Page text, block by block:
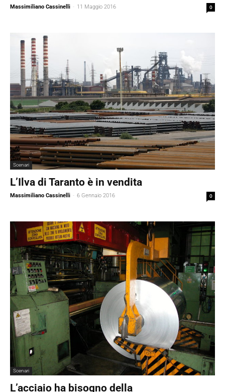
Massimiliano Cassinelli - 11 Maggio 2016 0
Scenari
L’Ilva di Taranto è in vendita
Massimiliano Cassinelli - 6 Gennaio 2016 0
Scenari
L’acciaio ha bisogno della